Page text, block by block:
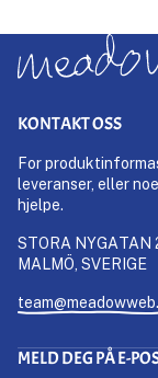
KONTAKT OSS
For
leveranser, eller
hjelpe.
STORA NYGATAN
MALMÖ, SVERIGE
MELD DEG PÅ E-